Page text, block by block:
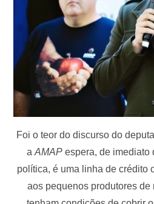
Foi o teor do discurso do
a AMAPespera, de imediato
política, é uma linha de crédito
aos pequenos produtores de